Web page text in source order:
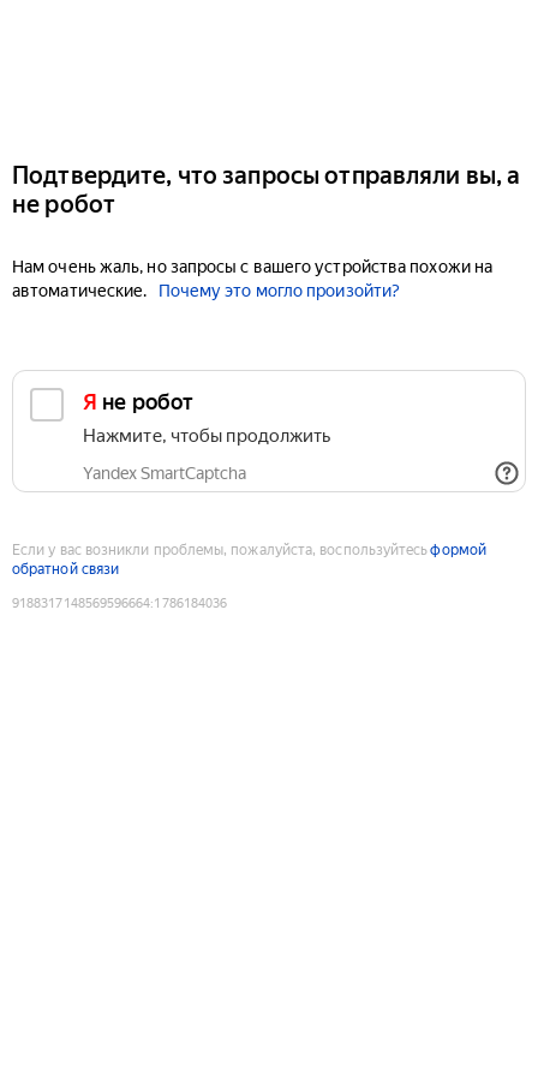
Подтвердите, что запросы отправляли вы, а
не робот
Нам очень жаль, но запросы с вашего устройства похожи на
автоматические.
Почему это могло произойти?
Я не робот
Нажмите, чтобы продолжить
Yandex SmartCaptcha
Если у вас возникли проблемы, пожалуйста, воспользуйтесьформой
обратной связи
9188317148569596664:1786184036